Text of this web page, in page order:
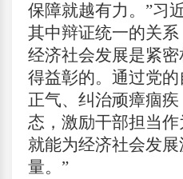
保障就越有力。”习
其中辩证统一的关
经济社会发展是紧
得益彰的。通过党
正气、纠治顽瘴痼
态，激励干部担当作
就能为经济社会发
量。”